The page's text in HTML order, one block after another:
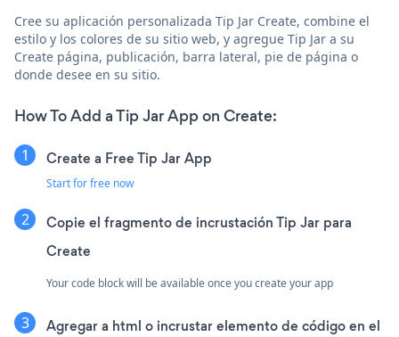
Cree su aplicación personalizada Tip Jar Create, combine el
estilo y los colores de su sitio web, y agregue Tip Jar a su
Create página, publicación, barra lateral, pie de página o
donde desee en su sitio.
How To Add a Tip Jar App on Create:
Create a Free Tip Jar App
Start for free now
Copie el fragmento de incrustación Tip Jar para
Create
Your code block will be available once you create your app
Agregar a html o incrustar elemento de código en el